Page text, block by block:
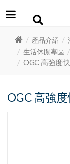
產品介紹
生活休閒專區
OGC 高強度
OGC 高強